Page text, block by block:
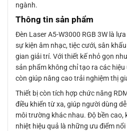
ngành.
Thông tin sản phẩm
Đèn Laser A5-W3000 RGB 3W là
sự kiện âm nhạc, tiệc cưới, sân
gian giải trí. Với thiết kế nhỏ gọn
sản phẩm không chỉ tạo ra các
còn giúp nâng cao trải nghiệm thị
Thiết bị còn tích hợp chức năng
điều khiển từ xa, giúp người dùng
môi trường khác nhau. Độ bền cao,
nhiệt hiệu quả là những ưu điểm